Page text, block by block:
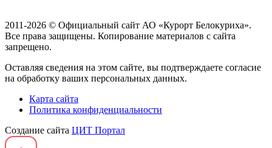
2011-2026 © Официальный сайт АО «Курорт Белокуриха».
Все права защищены. Копирование материалов с сайта
запрещено.
Оставляя сведения на этом сайте, вы подтверждаете согласие
на обработку ваших персональных данных.
Карта сайта
Политика конфиденциальности
Создание сайта ЦИТ Портал